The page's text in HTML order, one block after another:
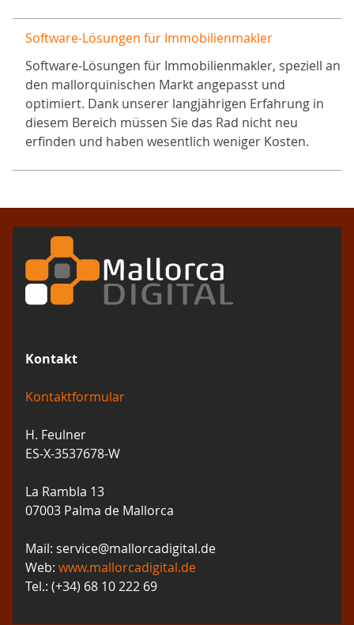
Software-Lösungen für Immobilienmakler
Software-Lösungen für Immobilienmakler, speziell an
den mallorquinischen Markt angepasst und
optimiert. Dank unserer langjährigen Erfahrung in
diesem Bereich müssen Sie das Rad nicht neu
erfinden und haben wesentlich weniger Kosten.
Kontakt
Kontaktformular
H. Feulner
ES-X-3537678-W
La Rambla 13
07003 Palma de Mallorca
Mail: service@mallorcadigital.de
Web: www.mallorcadigital.de
Tel.: (+34) 68 10 222 69